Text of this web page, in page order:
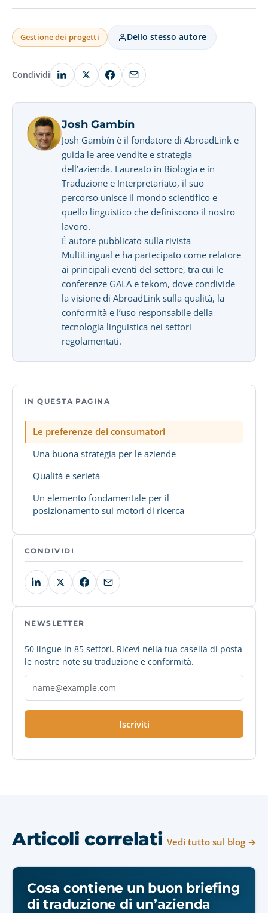
Gestione dei progetti Dello stesso autore
Condividi
Josh Gambín
Josh Gambín è il fondatore di AbroadLink e
guida le aree vendite e strategia
dell’azienda. Laureato in Biologia e in
Traduzione e Interpretariato, il suo
percorso unisce il mondo scientifico e
quello linguistico che definiscono il nostro
lavoro.
È autore pubblicato sulla rivista
MultiLingual e ha partecipato come relatore
ai principali eventi del settore, tra cui le
conferenze GALA e tekom, dove condivide
la visione di AbroadLink sulla qualità, la
conformità e l’uso responsabile della
tecnologia linguistica nei settori
regolamentati.
IN QUESTA PAGINA
Le preferenze dei consumatori
Una buona strategia per le aziende
Qualità e serietà
Un elemento fondamentale per il
posizionamento sui motori di ricerca
CONDIVIDI
NEWSLETTER
50 lingue in 85 settori. Ricevi nella tua casella di posta
le nostre note su traduzione e conformità.
Iscriviti
Articoli correlati Vedi tutto sul blog →
Cosa contiene un buon briefing
di traduzione di un’azienda